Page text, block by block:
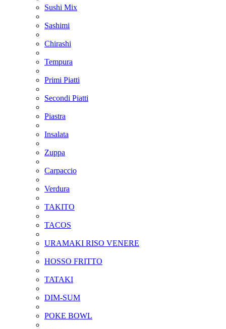
Sushi Mix
Sashimi
Chirashi
Tempura
Primi Piatti
Secondi Piatti
Piastra
Insalata
Zuppa
Carpaccio
Verdura
TAKITO
TACOS
URAMAKI RISO VENERE
HOSSO FRITTO
TATAKI
DIM-SUM
POKE BOWL